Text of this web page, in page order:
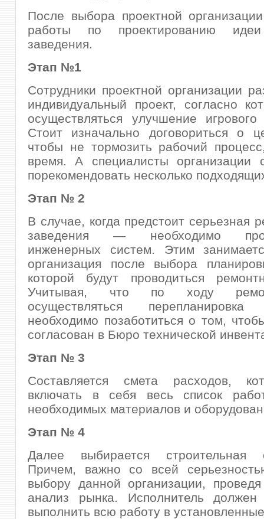
После выбора проектной
работы по проектированию
заведения.
Этап №1
Сотрудники проектной организации
индивидуальный проект, согласно
осуществляться улучшение
Стоит изначально договориться о
чтобы не тормозить рабочий
время. А специалисты организации
порекомендовать несколько
Этап № 2
В случае, когда предстоит серьезная
заведения — необходимо
инженерных систем. Этим
организация после выбора
которой будут проводиться
Учитывая, что по ходу
осуществляться перепланировка
необходимо позаботиться о том,
согласован в Бюро технической
Этап № 3
Составляется смета расходов,
включать в себя весь список
необходимых материалов и
Этап № 4
Далее выбирается строительная
Причем, важно со всей
выбору данной организации,
анализ рынка. Исполнитель должен
выполнить всю работу в